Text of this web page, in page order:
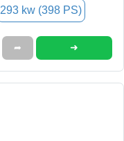
293 kw (398 PS)
➦ ➜